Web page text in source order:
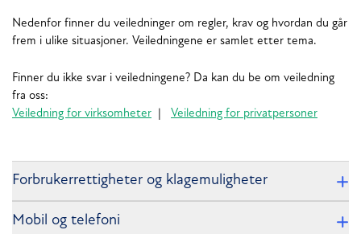
Nedenfor finner du veiledninger om regler, krav og hvordan du går
frem i ulike situasjoner. Veiledningene er samlet etter tema.
Finner du ikke svar i veiledningene? Da kan du be om veiledning
fra oss:
Veiledning for virksomheter
Veiledning for privatpersoner
Forbrukerrettigheter og klagemuligheter
Mobil og telefoni